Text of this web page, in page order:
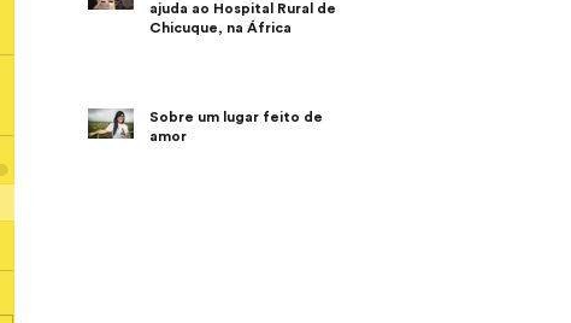
ajuda ao Hospital Rural de
Chicuque, na África
Sobre um lugar feito de
amor